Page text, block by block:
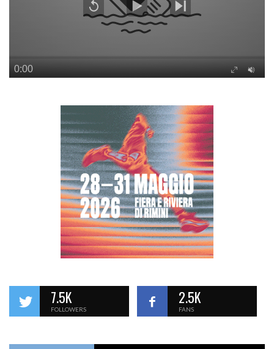
7.5K
FOLLOWERS
2.5K
FANS